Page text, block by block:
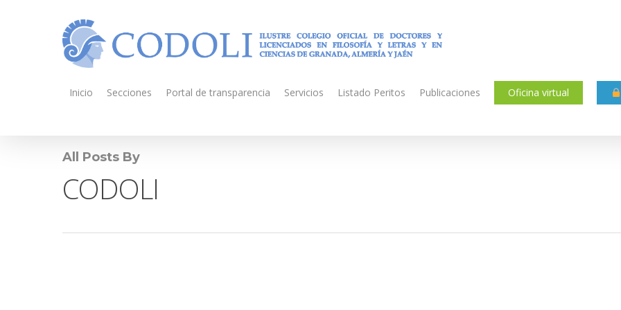
Inicio Secciones Portal de transparencia Servicios Listado Peritos Publicaciones Oficina virtual
All Posts By
CODOLI